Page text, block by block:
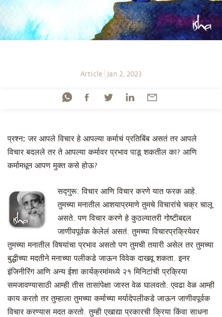
Article Jan 2, 2023
प्रश्न: जर आपले विचार हे आपल्या कर्माचं प्रतिबिंब असतं तर आपले
विचार बदलले तर ते आपल्या कर्मावर प्रभाव पाडू शकतील का? आणि
कर्मामधून आपण मुक्त कसे होऊ?
सद्गुरू: विचार आणि विचार करणे यात फरक आहे.
तुमच्या मनातील आशयाप्रमाणे तुमचे विचारांचे चक्र चालू
असते. पण विचार करणे हे कुठल्यातरी गोष्टीबद्दल
जाणीवपूर्वक केलेलं असतं. तुमच्या विचारप्रक्रियेवर
तुमच्या मनातील विषयांचा प्रभाव असतो पण तुमची तयारी असेल तर तुमच्या
बुद्धीच्या मदतीने मनाच्या पलीकडे जाऊन विवेक दाखवू शकता. इनर
इंजिनीरिंग आणि अन्य ईशा कार्यक्रमांमध्ये २१ मिनिटांची प्रक्रिया
समजावण्यासाठी आम्ही तीस तासांपेक्षा जास्त वेळ घालवतो. एवढा वेळ आम्ही
काय करतो तर तुम्हाला तुमच्या कर्माच्या मर्यादेपलीकडे जाऊन जाणीवपूर्वक
विचार करण्यास मदत करतो. तुम्ही एखाद्या प्रकारची क्रिया किंवा साधना